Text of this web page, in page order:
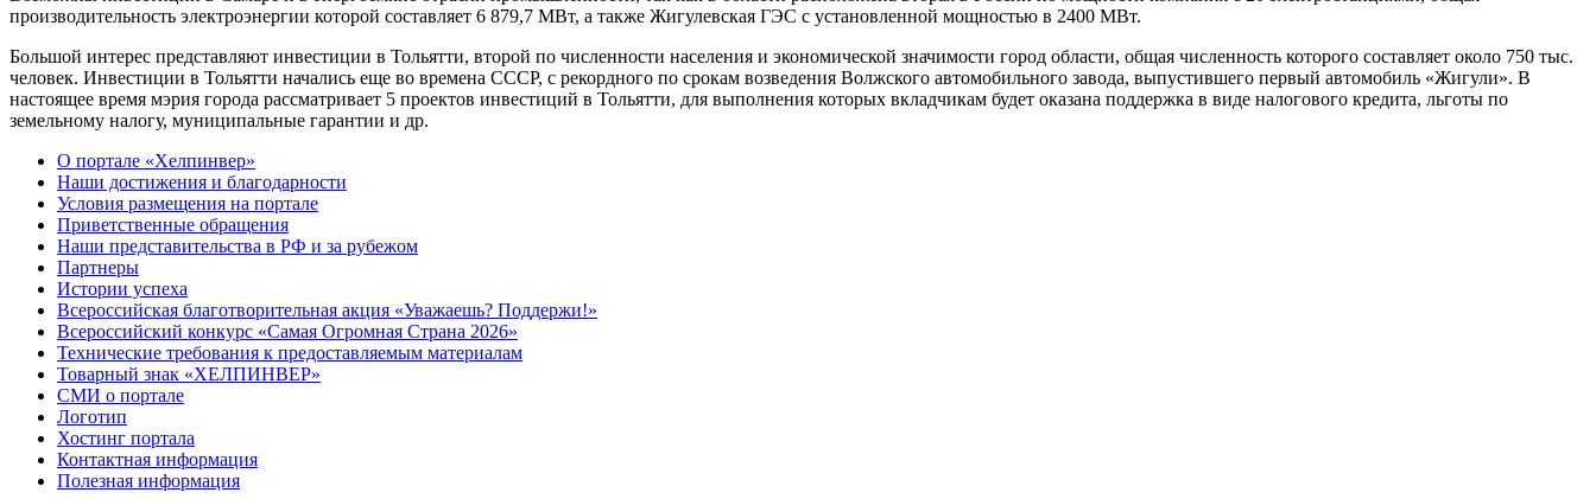
производительность электроэнергии которой составляет 6 879,7 МВт, а также Жигулевская ГЭС с установленной мощностью в 2400 МВт.
Большой интерес представляют инвестиции в Тольятти, второй по численности населения и экономической значимости город области, общая численность которого составляет около 750 тыс.
человек. Инвестиции в Тольятти начались еще во времена СССР, с рекордного по срокам возведения Волжского автомобильного завода, выпустившего первый автомобиль «Жигули». В
настоящее время мэрия города рассматривает 5 проектов инвестиций в Тольятти, для выполнения которых вкладчикам будет оказана поддержка в виде налогового кредита, льготы по
земельному налогу, муниципальные гарантии и др.
О портале «Хелпинвер»
Наши достижения и благодарности
Условия размещения на портале
Приветственные обращения
Наши представительства в РФ и за рубежом
Партнеры
Истории успеха
Всероссийская благотворительная акция «Уважаешь? Поддержи!»
Всероссийский конкурс «Самая Огромная Страна 2026»
Технические требования к предоставляемым материалам
Товарный знак «ХЕЛПИНВЕР»
СМИ о портале
Логотип
Хостинг портала
Контактная информация
Полезная информация